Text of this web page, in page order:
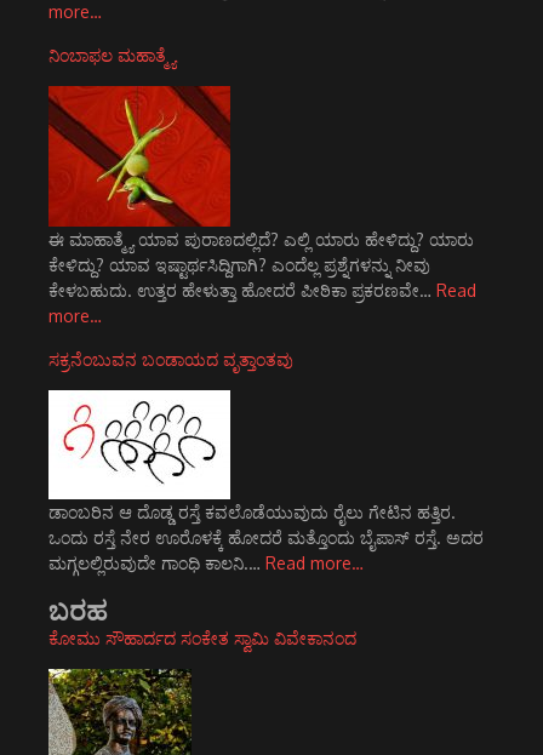
more…
ನಿಂಬಾಫಲ ಮಹಾತ್ಮ್ಯೆ
ಈ ಮಾಹಾತ್ಮ್ಯೆ ಯಾವ ಪುರಾಣದಲ್ಲಿದೆ? ಎಲ್ಲಿ ಯಾರು ಹೇಳಿದ್ದು? ಯಾರು
ಕೇಳಿದ್ದು? ಯಾವ ಇಷ್ಟಾರ್ಥಸಿದ್ದಿಗಾಗಿ? ಎಂದೆಲ್ಲ ಪ್ರಶ್ನೆಗಳನ್ನು ನೀವು
ಕೇಳಬಹುದು. ಉತ್ತರ ಹೇಳುತ್ತಾ ಹೋದರೆ ಪೀಠಿಕಾ ಪ್ರಕರಣವೇ… Read
more…
ಸಕ್ರನೆಂಬುವನ ಬಂಡಾಯದ ವೃತ್ತಾಂತವು
ಡಾಂಬರಿನ ಆ ದೊಡ್ಡ ರಸ್ತೆ ಕವಲೊಡೆಯುವುದು ರೈಲು ಗೇಟಿನ ಹತ್ತಿರ.
ಒಂದು ರಸ್ತೆ ನೇರ ಊರೊಳಕ್ಕೆ ಹೋದರೆ ಮತ್ತೊಂದು ಬೈಪಾಸ್ ರಸ್ತೆ. ಅದರ
ಮಗ್ಗಲಲ್ಲಿರುವುದೇ ಗಾಂಧಿ ಕಾಲನಿ.… Read more…
ಬರಹ
ಕೋಮು ಸೌಹಾರ್ದದ ಸಂಕೇತ ಸ್ವಾಮಿ ವಿವೇಕಾನಂದ